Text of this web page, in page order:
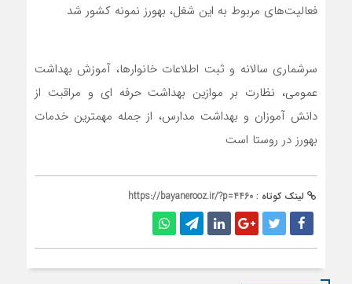
فعالیت‌های مربوط به این شغل، بهورز نمونه کشور شد
سرشماری سالانه و ثبت اطلاعات خانوارها، آموزش بهداشت
عمومی، نظارت بر موازین بهداشت حرفه ای و مراقبت از
دانش آموزان و بهداشت مدارس، از جمله مهمترین خدمات
بهورز در روستا است
لینک کوتاه : https://bayanerooz.ir/?p=4460